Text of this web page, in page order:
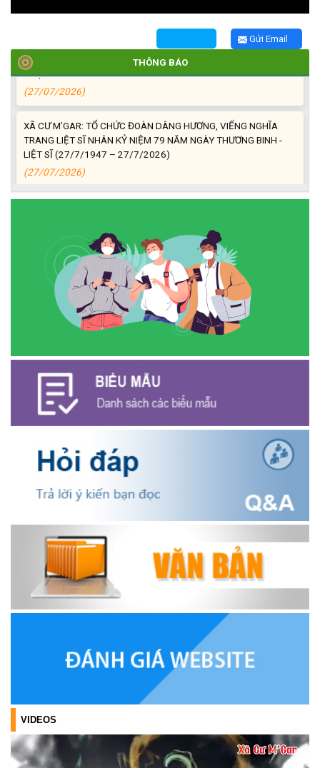
Gửi Email
THÔNG BÁO
HỘI NGƯỜI CAO TUỔI XÃ CƯ M’GAR: SƠ KẾT CÔNG TÁC HỘI 6
THÁNG ĐẦU NĂM VÀ KIỆN TOÀN TỔ CHỨC CHI HỘI SAU SÁP
NHẬP
XÃ CƯ M’GAR: TỔ CHỨC ĐOÀN DÂNG HƯƠNG, VIẾNG NGHĨA
TRANG LIỆT SĨ NHÂN KỶ NIỆM 79 NĂM NGÀY THƯƠNG BINH -
LIỆT SĨ (27/7/1947 – 27/7/2026)
ĐỒNG CHÍ PHAN XUÂN LỰC - CHỦ TỊCH UBND XÃ CƯ M’GAR
(27/07/2026)
Phát biểu bế mạc Hội nghị Trung ương 3, khóa XIV của Tổng Bí
thư, Chủ tịch nước Tô Lâm
(26/07/2026)
VAY KÝ QUỸ ĐỐI VỚI NGƯỜI LAO ĐỘNG ĐI LÀM VIỆC TẠI HÀN
QUỐC
(24/07/2026)
HỘI NÔNG DÂN XÃ CƯ M’GAR ĐẠI DIỆN TỈNH ĐẮK LẮK QUẢNG
BÁ SẢN PHẨM OCOP TẠI TUẦN LỄ NÔNG SẢN VÀ SẢN PHẨM
OCOP TỈNH KHÁNH HÒA NĂM 2026
(18/07/2026)
Đoàn viên thanh niên và các tầng lớp Nhân dân xã Cư M'gar tích
cực tham gia hưởng ngày hội hiến máu tình nguyện đợt II năm
2026.
(17/07/2026)
HƯỞNG ỨNG CUỘC THI TRỰC TUYẾN CỦA HỘI NÔNG DÂN XÃ
CƯ M’GAR – LAN TỎA TRI THỨC, VỮNG BƯỚC CÙNG NÔNG
DÂN VIỆT NAM!
TRIỂN KHAI, GIAO NHIỆM VỤ TÌM KIẾM, QUY TẬP VÀ XÁC ĐỊNH
(27/07/2026)
HỘI LIÊN HIỆP PHỤ NỮ XÃ THĂM, TẶNG QUÀ CÁC GIA ĐÌNH
CHÍNH SÁCH NHÂN NGÀY THƯƠNG BINH - LIỆT SĨ 27/7
VIDEOS